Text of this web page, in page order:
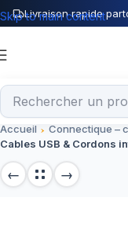
Livraison rapide
Skip to main content
Accueil
Connectique –
Cables USB & Cordons